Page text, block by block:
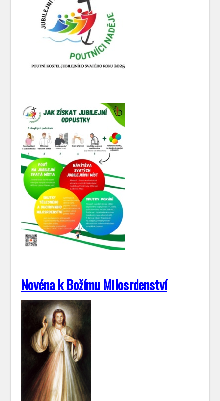
Novéna k Božímu Milosrdenství